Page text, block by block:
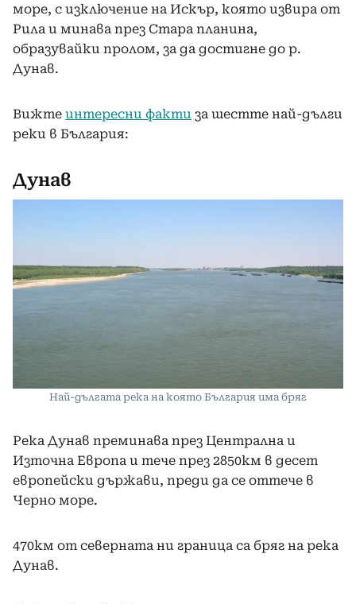
море, с изключение на Искър, която извира от
Рила и минава през Стара планина,
образувайки пролом, за да достигне до р.
Дунав.
Вижте интересни факти за шестте най-дълги
реки в България:
Дунав
Най-дългата река на която България има бряг
Река Дунав преминава през Централна и
Източна Европа и тече през 2850км в десет
европейски държави, преди да се оттече в
Черно море.
470км от северната ни граница са бряг на река
Дунав.